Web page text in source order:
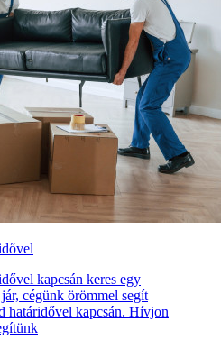
kapcsán keres egy
cégünk örömmel segít
határidővel kapcsán. Hívjon